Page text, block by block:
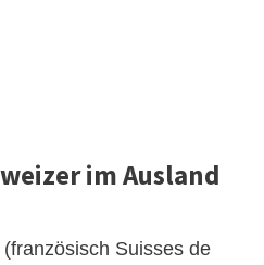
im Ausland
Suisses de